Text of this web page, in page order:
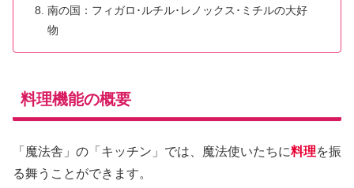
南の国：フィガロ･ルチル･レノックス･ミチルの大好
物
料理機能の概要
「魔法舎」の「キッチン」では、魔法使いたちに料理を振
る舞うことができます。